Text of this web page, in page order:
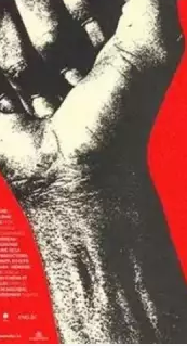
L'Evangile de la révolution